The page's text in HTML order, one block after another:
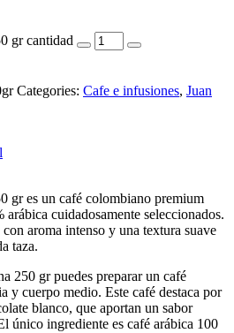
gr cantidad
Categories: Cafe e infusiones, Juan
gr es un café colombiano premium
cuidadosamente seleccionados.
aroma intenso y una textura suave
taza.
250 gr puedes preparar un café
y cuerpo medio. Este café destaca por
blanco, que aportan un sabor
único ingrediente es café arábica 100